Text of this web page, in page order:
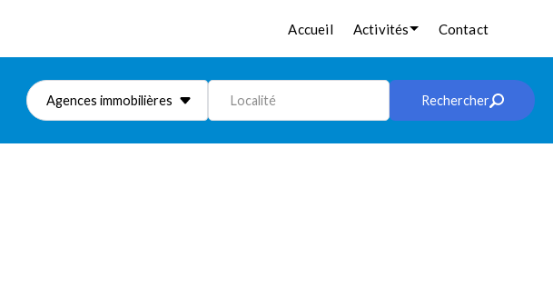
Accueil Activités Contact
Agences immobilières Localité Rechercher